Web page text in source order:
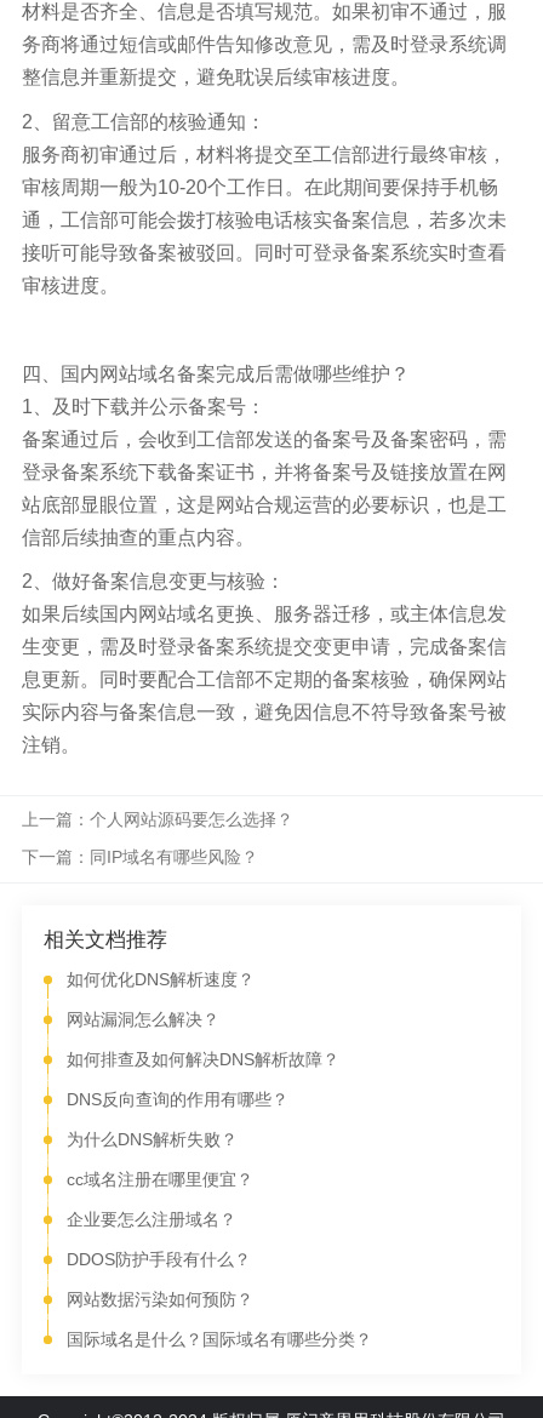
材料是否齐全、信息是否填写规范。如果初审不通过，服
务商将通过短信或邮件告知修改意见，需及时登录系统调
整信息并重新提交，避免耽误后续审核进度。
2、留意工信部的核验通知：
服务商初审通过后，材料将提交至工信部进行最终审核，
审核周期一般为10-20个工作日。在此期间要保持手机畅
通，工信部可能会拨打核验电话核实备案信息，若多次未
接听可能导致备案被驳回。同时可登录备案系统实时查看
审核进度。
四、国内网站域名备案完成后需做哪些维护？
1、及时下载并公示备案号：
备案通过后，会收到工信部发送的备案号及备案密码，需
登录备案系统下载备案证书，并将备案号及链接放置在网
站底部显眼位置，这是网站合规运营的必要标识，也是工
信部后续抽查的重点内容。
2、做好备案信息变更与核验：
如果后续国内网站域名更换、服务器迁移，或主体信息发
生变更，需及时登录备案系统提交变更申请，完成备案信
息更新。同时要配合工信部不定期的备案核验，确保网站
实际内容与备案信息一致，避免因信息不符导致备案号被
注销。
上一篇：个人网站源码要怎么选择？
下一篇：同IP域名有哪些风险？
相关文档推荐
如何优化DNS解析速度？
网站漏洞怎么解决？
如何排查及如何解决DNS解析故障？
DNS反向查询的作用有哪些？
为什么DNS解析失败？
cc域名注册在哪里便宜？
企业要怎么注册域名？
DDOS防护手段有什么？
网站数据污染如何预防？
国际域名是什么？国际域名有哪些分类？